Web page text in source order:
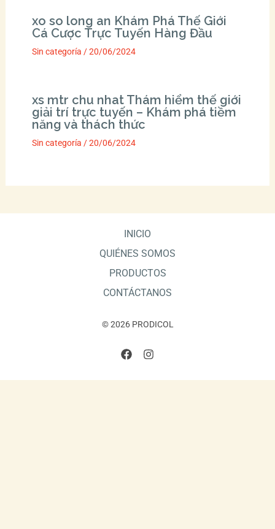
xo so long an Khám Phá Thế Giới
Cá Cược Trực Tuyến Hàng Đầu
Sin categoría /20/06/2024
xs mtr chu nhat Thám hiểm thế giới
giải trí trực tuyến – Khám phá tiềm
năng và thách thức
Sin categoría /20/06/2024
INICIO
QUIÉNES SOMOS
PRODUCTOS
CONTÁCTANOS
© 2026 PRODICOL